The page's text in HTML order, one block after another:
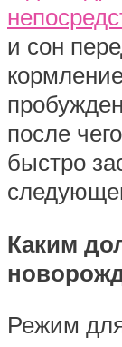
и сон
после
быстро
Каким
Режим